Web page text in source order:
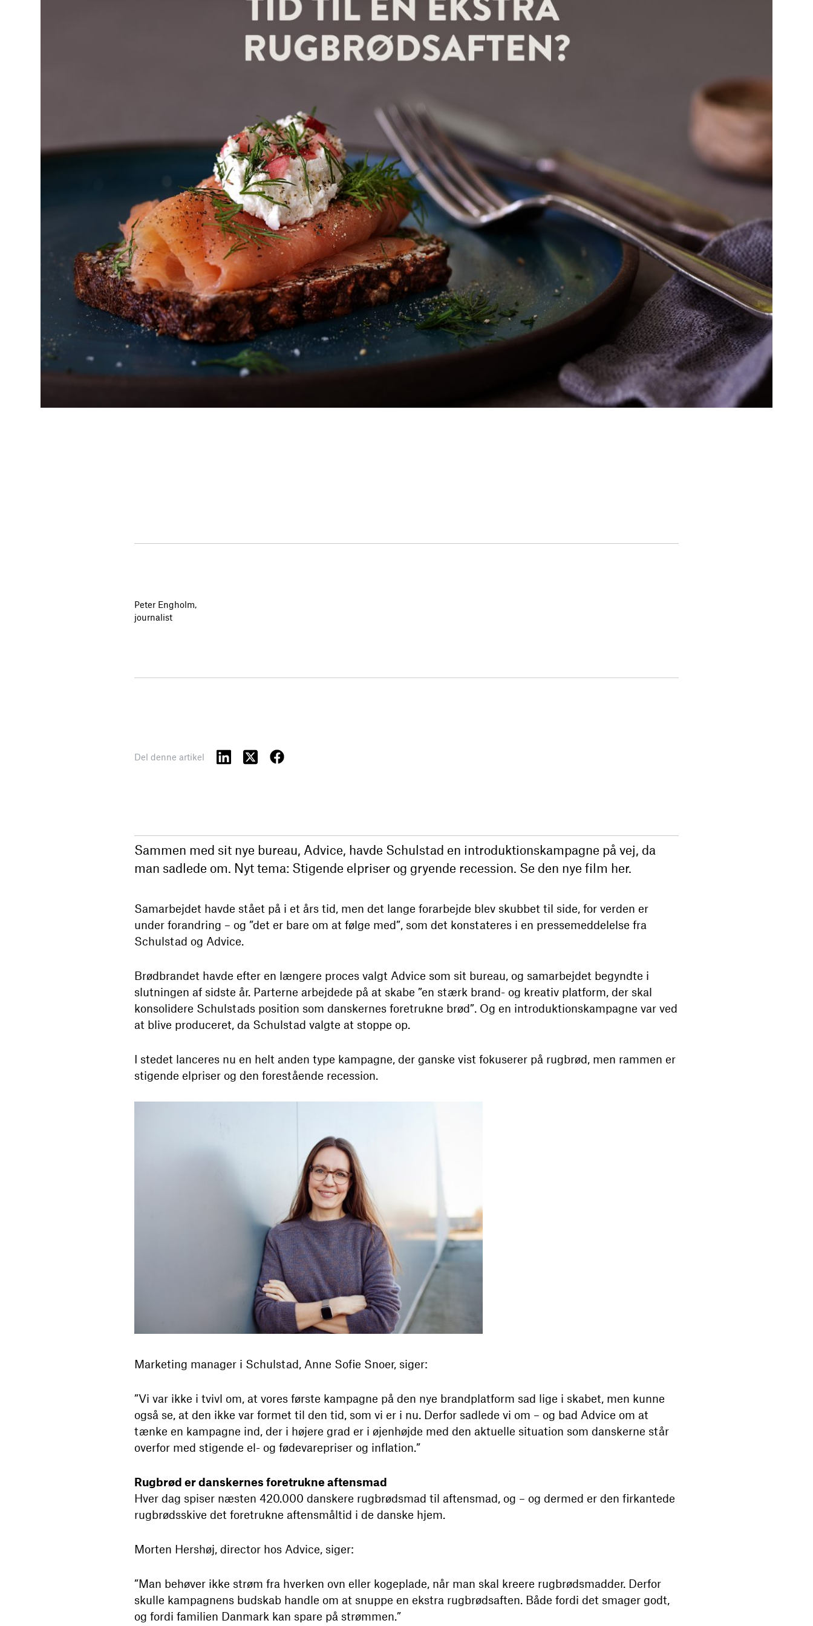
Peter Engholm,
journalist
Del denne artikel
Sammen med sit nye bureau, Advice, havde Schulstad en introduktionskampagne på vej, da
man sadlede om. Nyt tema: Stigende elpriser og gryende recession. Se den nye film her.
Samarbejdet havde stået på i et års tid, men det lange forarbejde blev skubbet til side, for verden er
under forandring – og ”det er bare om at følge med”, som det konstateres i en pressemeddelelse fra
Schulstad og Advice.
Brødbrandet havde efter en længere proces valgt Advice som sit bureau, og samarbejdet begyndte i
slutningen af sidste år. Parterne arbejdede på at skabe ”en stærk brand- og kreativ platform, der skal
konsolidere Schulstads position som danskernes foretrukne brød”. Og en introduktionskampagne var ved
at blive produceret, da Schulstad valgte at stoppe op.
I stedet lanceres nu en helt anden type kampagne, der ganske vist fokuserer på rugbrød, men rammen er
stigende elpriser og den forestående recession.
Marketing manager i Schulstad, Anne Sofie Snoer, siger:
”Vi var ikke i tvivl om, at vores første kampagne på den nye brandplatform sad lige i skabet, men kunne
også se, at den ikke var formet til den tid, som vi er i nu. Derfor sadlede vi om – og bad Advice om at
tænke en kampagne ind, der i højere grad er i øjenhøjde med den aktuelle situation som danskerne står
overfor med stigende el- og fødevarepriser og inflation.”
Rugbrød er danskernes foretrukne aftensmad
Hver dag spiser næsten 420.000 danskere rugbrødsmad til aftensmad, og – og dermed er den firkantede
rugbrødsskive det foretrukne aftensmåltid i de danske hjem.
Morten Hershøj, director hos Advice, siger:
”Man behøver ikke strøm fra hverken ovn eller kogeplade, når man skal kreere rugbrødsmadder. Derfor
skulle kampagnens budskab handle om at snuppe en ekstra rugbrødsaften. Både fordi det smager godt,
og fordi familien Danmark kan spare på strømmen.”